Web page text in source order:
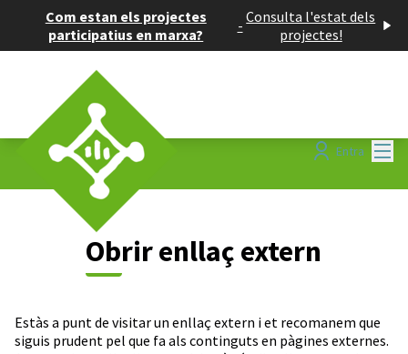
Com estan els projectes
participatius en marxa?
- Consulta l'estat dels
projectes!
Entra
Obrir enllaç extern
Estàs a punt de visitar un enllaç extern i et recomanem que
siguis prudent pel que fa als continguts en pàgines externes.